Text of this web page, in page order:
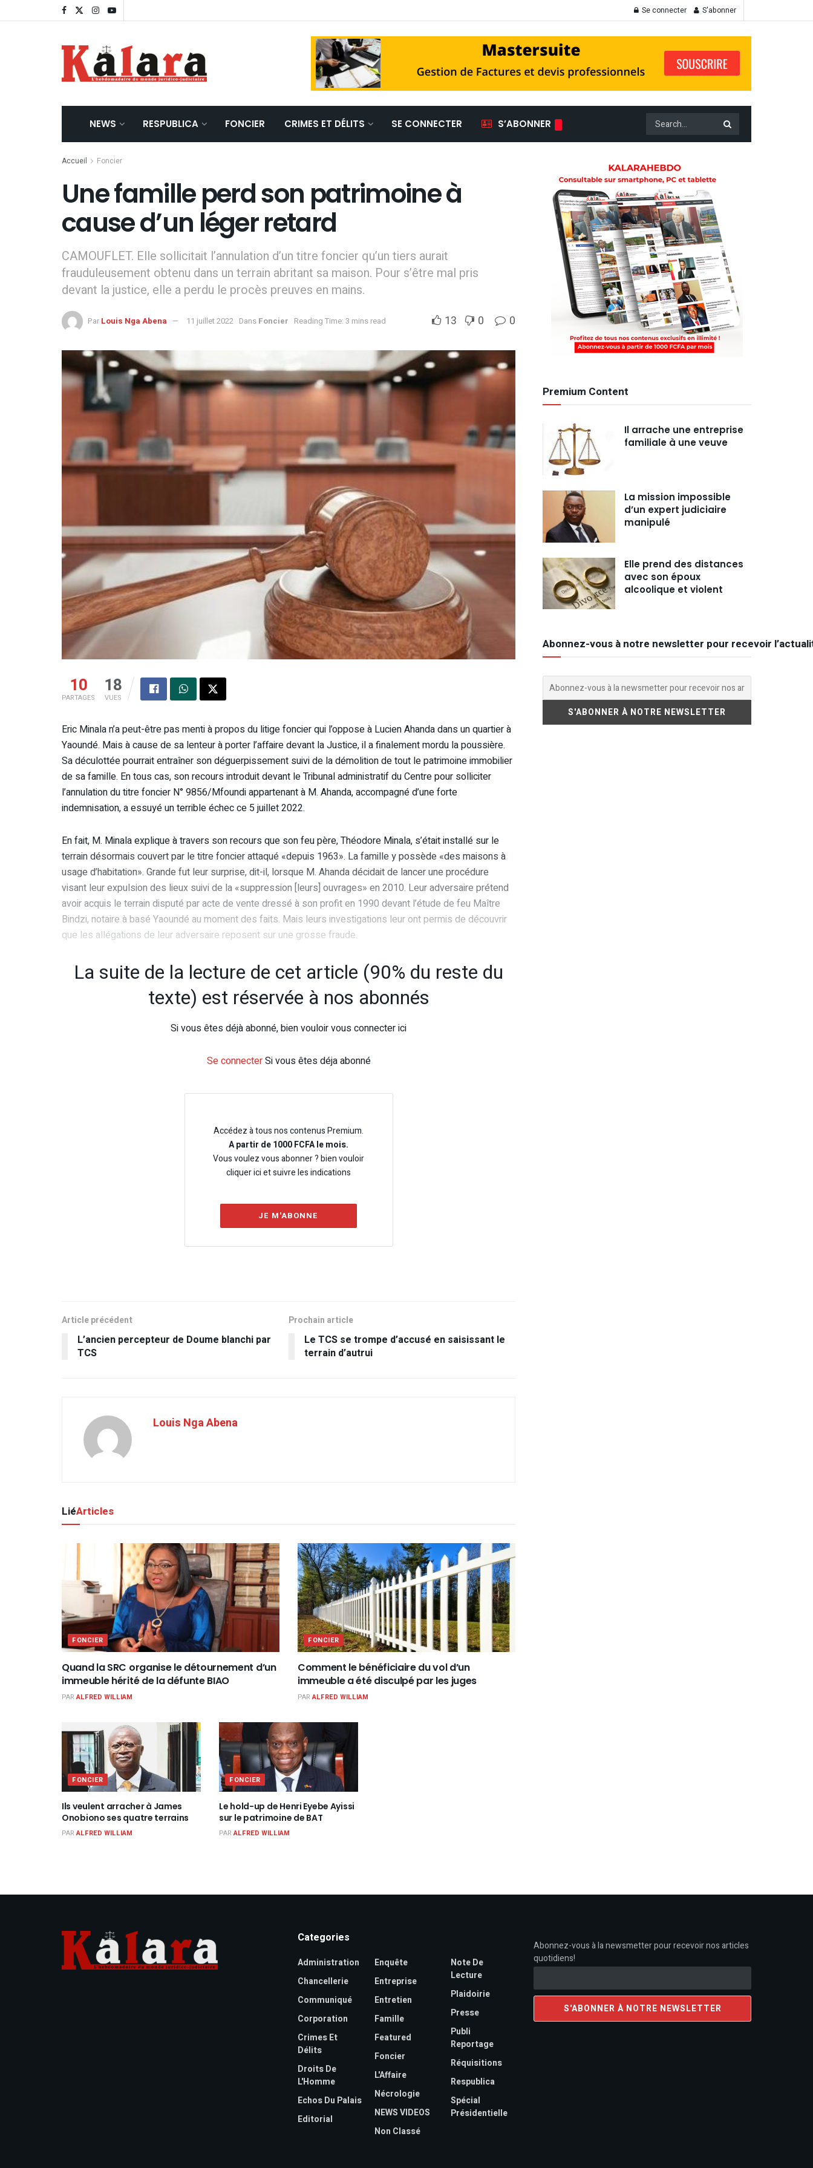
Se connecter S'abonner
NEWS RESPUBLICA FONCIER CRIMES ET DÉLITS SE CONNECTER S’ABONNER
Accueil Foncier
Une famille perd son patrimoine à
cause d’un léger retard
CAMOUFLET. Elle sollicitait l’annulation d’un titre foncier qu’un tiers aurait
frauduleusement obtenu dans un terrain abritant sa maison. Pour s’être mal pris
devant la justice, elle a perdu le procès preuves en mains.
Par Louis Nga Abena 11 juillet 2022 Dans Foncier Reading Time: 3 mins read 13 0 0
10
PARTAGES
18
VUES
Eric Minala n’a peut-être pas menti à propos du litige foncier qui l’oppose à Lucien Ahanda dans un quartier à
Yaoundé. Mais à cause de sa lenteur à porter l’affaire devant la Justice, il a finalement mordu la poussière.
Sa déculottée pourrait entraîner son déguerpissement suivi de la démolition de tout le patrimoine immobilier
de sa famille. En tous cas, son recours introduit devant le Tribunal administratif du Centre pour solliciter
l’annulation du titre foncier N° 9856/Mfoundi appartenant à M. Ahanda, accompagné d’une forte
indemnisation, a essuyé un terrible échec ce 5 juillet 2022.
En fait, M. Minala explique à travers son recours que son feu père, Théodore Minala, s’était installé sur le
terrain désormais couvert par le titre foncier attaqué «depuis 1963». La famille y possède «des maisons à
usage d’habitation». Grande fut leur surprise, dit-il, lorsque M. Ahanda décidait de lancer une procédure
visant leur expulsion des lieux suivi de la «suppression [leurs] ouvrages» en 2010. Leur adversaire prétend
avoir acquis le terrain disputé par acte de vente dressé à son profit en 1990 devant l’étude de feu Maître
Bindzi, notaire à basé Yaoundé au moment des faits. Mais leurs investigations leur ont permis de découvrir
que les allégations de leur adversaire reposent sur une grosse fraude.
La suite de la lecture de cet article (90% du reste du
texte) est réservée à nos abonnés
Si vous êtes déjà abonné, bien vouloir vous connecter ici
Se connecterSi vous êtes déja abonné
Accédez à tous nos contenus Premium.
A partir de 1000 FCFA le mois.
Vous voulez vous abonner ? bien vouloir
cliquer ici et suivre les indications
JE M'ABONNE
Article précédent
L’ancien percepteur de Doume blanchi par
TCS
Prochain article
Le TCS se trompe d’accusé en saisissant le
terrain d’autrui
Louis Nga Abena
LiéArticles
FONCIER
Quand la SRC organise le détournement d’un
immeuble hérité de la défunte BIAO
PAR ALFRED WILLIAM
FONCIER
Comment le bénéficiaire du vol d’un
immeuble a été disculpé par les juges
PAR ALFRED WILLIAM
FONCIER
Ils veulent arracher à James
Onobiono ses quatre terrains
PAR ALFRED WILLIAM
FONCIER
Le hold-up de Henri Eyebe Ayissi
sur le patrimoine de BAT
PAR ALFRED WILLIAM
Premium Content
Il arrache une entreprise
familiale à une veuve
La mission impossible
d’un expert judiciaire
manipulé
Elle prend des distances
avec son époux
alcoolique et violent
Abonnez-vous à notre newsletter pour recevoir
Categories
Administration
Chancellerie
Communiqué
Corporation
Crimes Et
Délits
Droits De
L'Homme
Echos Du Palais
Editorial
Enquête
Entreprise
Entretien
Famille
Featured
Foncier
L'Affaire
Nécrologie
NEWS VIDEOS
Non Classé
Note De
Lecture
Plaidoirie
Presse
Publi
Reportage
Réquisitions
Respublica
Spécial
Présidentielle
Abonnez-vous à la newsmetter pour recevoir nos articles
quotidiens!